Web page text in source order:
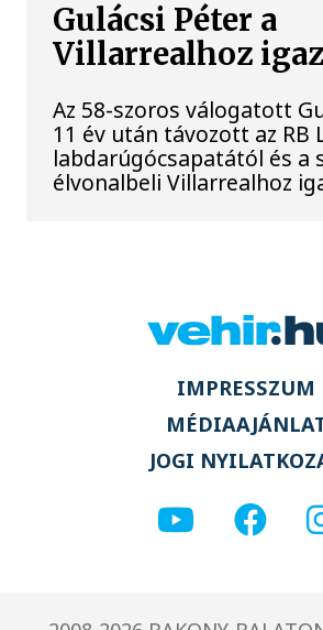
Gulácsi Péter a
Villarrealhoz
Az 58-szoros válogatott
11 év után távozott az RB
labdarúgócsapatától és a
élvonalbeli Villarrealhoz
IMPRESSZUM
JOGI